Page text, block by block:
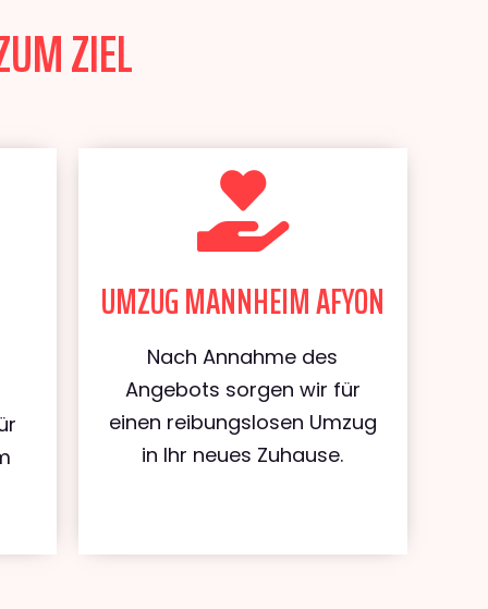
ZIEL
UMZUG MANNHEIM AFYON
Nach Annahme des
Angebots sorgen wir für
einen reibungslosen Umzug
in Ihr neues Zuhause.